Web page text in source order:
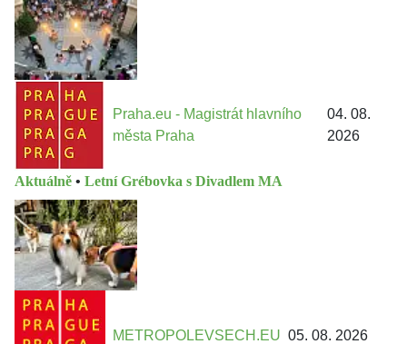
Praha.eu - Magistrát hlavního
města Praha
04. 08.
2026
Aktuálně • Letní Grébovka s Divadlem MA
METROPOLEVSECH.EU 05. 08. 2026